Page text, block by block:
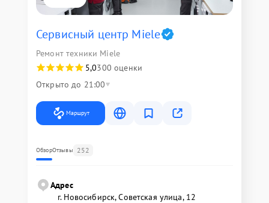
Сервисный центр Miele
Ремонт техники Miele
5,0300 оценки
Открыто до 21:00
Маршрут
ОбзорОтзывы 252
Адрес
г. Новосибирск, Советская улица, 12